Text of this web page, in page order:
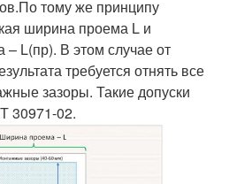
тому же принципу
ширина проема L и
– L(пр). В этом случае от
требуется отнять все
зазоры. Такие допуски
30971-02.